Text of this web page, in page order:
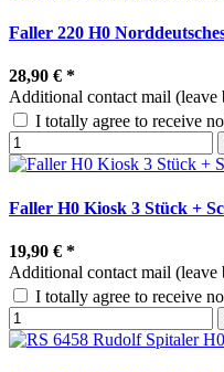
Faller 220 H0
28,90 € *
Additional contact mail (leave
I totally agree to receive
Faller H0 Kiosk 3 Stück +
19,90 € *
Additional contact mail (leave
I totally agree to receive